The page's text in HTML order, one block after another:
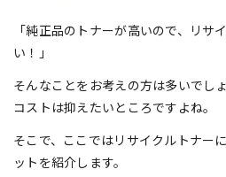
「純正品のトナーが高いので、リサ
い！」
そんなことをお考えの方は多いでし
コストは抑えたいところですよね。
そこで、ここではリサイクルトナー
ットを紹介します。